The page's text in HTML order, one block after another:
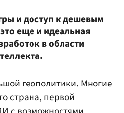
и доступ к дешевым
еще и идеальная
в области
геополитики. Многие
страна, первой